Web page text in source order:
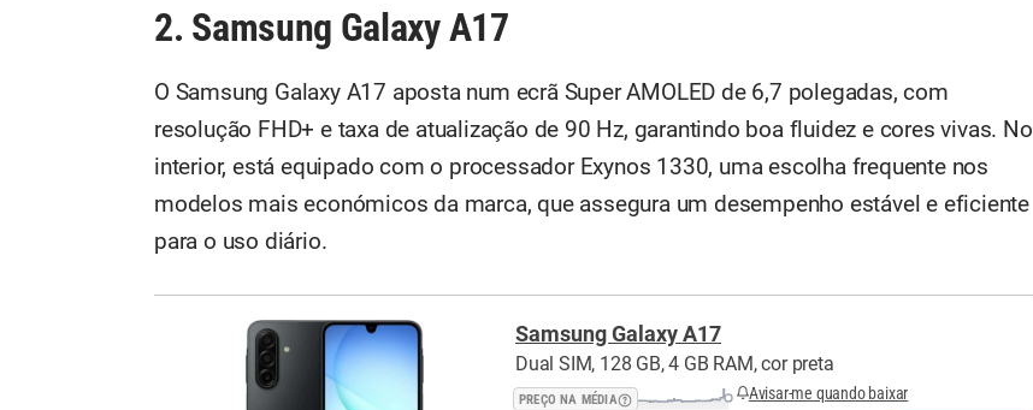
2. Samsung Galaxy A17
O Samsung Galaxy A17 aposta num ecrã Super AMOLED de 6,7 polegadas, com
resolução FHD+ e taxa de atualização de 90 Hz, garantindo boa fluidez e cores vivas. No
interior, está equipado com o processador Exynos 1330, uma escolha frequente nos
modelos mais económicos da marca, que assegura um desempenho estável e eficiente
para o uso diário.
Samsung Galaxy A17
Dual SIM, 128 GB, 4 GB RAM, cor preta
PREÇO NA MÉDIA Avisar-me quando baixar